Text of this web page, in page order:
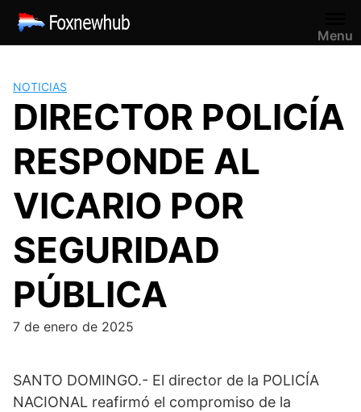
Saltar
contenido
Menu
NOTICIAS
DIRECTOR POLICÍA
RESPONDE AL
VICARIO POR
SEGURIDAD
PÚBLICA
7 de enero de 2025
SANTO DOMINGO.- El director de la POLICÍA
NACIONAL reafirmó el compromiso de la